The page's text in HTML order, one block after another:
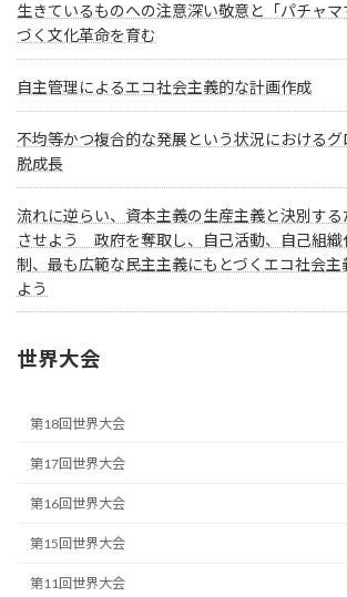
生きているものへの注意深い敬意と「パチャ
づく文化革命を育む
自主管理によるエコ社会主義的な計画作成
不均等かつ複合的な発展という状況における
脱成長
流れに逆らい、資本主義の生産主義と決別す
させよう 政府を奪取し、自己活動、自己組織
制、最も広範な民主主義にもとづくエコ社会主
よう
世界大会
第18回世界大会
第17回世界大会
第16回世界大会
第15回世界大会
第11回世界大会